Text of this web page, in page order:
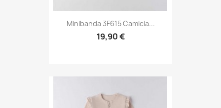
Minibanda 3F615 Camicia...
19,90 €